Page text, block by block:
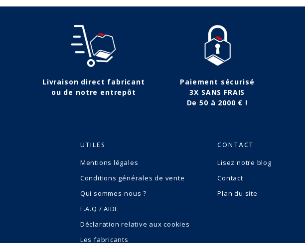
Livraison direct fabricant
ou de notre entrepôt
Paiement sécurisé
3X SANS FRAIS
De 50 à 2000 € !
UTILES
Mentions légales
Conditions générales de vente
Qui sommes-nous ?
F.A.Q / AIDE
Déclaration relative aux cookies
Les fabricants
CONTACT
Lisez notre blog
Contact
Plan du site